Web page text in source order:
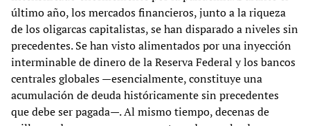
último año, los mercados financieros, junto a la riqueza
de los oligarcas capitalistas, se han disparado a niveles sin
precedentes. Se han visto alimentados por una inyección
interminable de dinero de la Reserva Federal y los bancos
centrales globales —esencialmente, constituye una
acumulación de deuda históricamente sin precedentes
que debe ser pagada—. Al mismo tiempo, decenas de